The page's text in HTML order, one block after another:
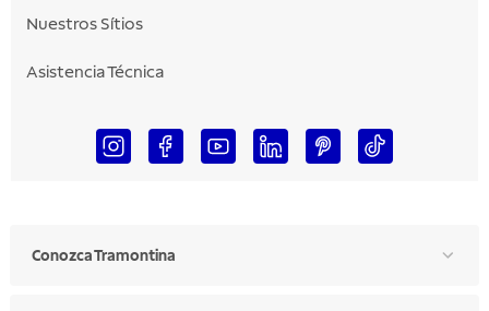
Nuestros Sítios
Asistencia Técnica
Conozca Tramontina